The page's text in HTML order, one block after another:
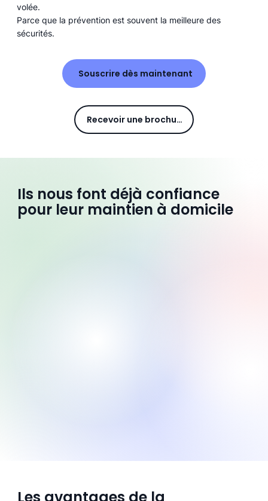
volée.
Parce que la prévention est souvent la meilleure des
sécurités.
Souscrire dès maintenant
Recevoir une brochure
Ils nous font déjà confiance
pour leur maintien à domicile